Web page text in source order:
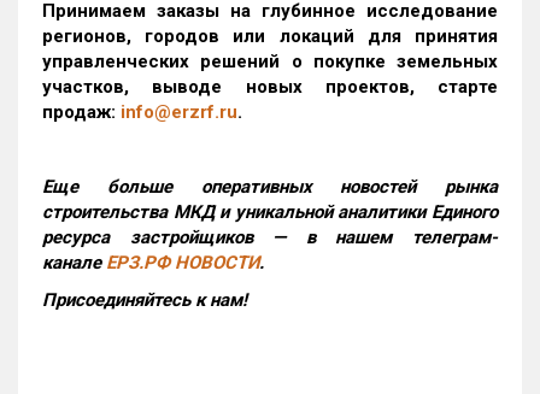
Принимаем заказы на глубинное исследование
регионов, городов или локаций для принятия
управленческих решений о покупке земельных
участков, выводе новых проектов, старте
продаж: info@erzrf.ru.
Еще больше оперативных новостей рынка
строительства МКД и уникальной аналитики Единого
ресурса застройщиков — в нашем телеграм-
канале ЕРЗ.РФ НОВОСТИ.
Присоединяйтесь к нам!